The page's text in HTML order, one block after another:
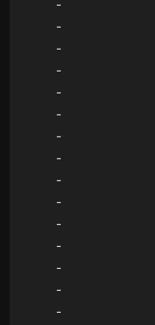
-
-
-
-
-
-
-
-
-
-
-
-
-
-
-